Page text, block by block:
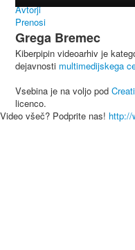
Avtorji
Prenosi
Grega Bremec
Kiberpipin videoarhiv je
dejavnosti multimedijskega
Vsebina je na voljo pod
licenco.
Video všeč? Podprite nas! http://